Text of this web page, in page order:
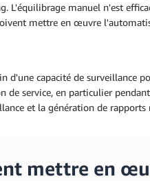
L'équilibrage manuel n'est
mettre en œuvre
d'une capacité de surveillance
de service, en particulier
et la génération de
mettre en